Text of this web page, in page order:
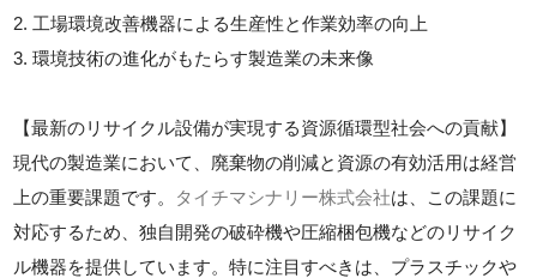
2. 工場環境改善機器による生産性と作業効率の向上
3. 環境技術の進化がもたらす製造業の未来像
【最新のリサイクル設備が実現する資源循環型社会への貢献】
現代の製造業において、廃棄物の削減と資源の有効活用は経営
上の重要課題です。
タイチマシナリー株式会社は、この課題に
対応するため、独自開発の破砕機や圧縮梱包機などのリサイク
ル機器を提供しています。特に注目すべきは、プラスチックや